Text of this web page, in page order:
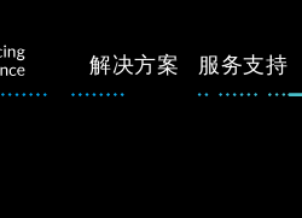
解决方案 服务支持